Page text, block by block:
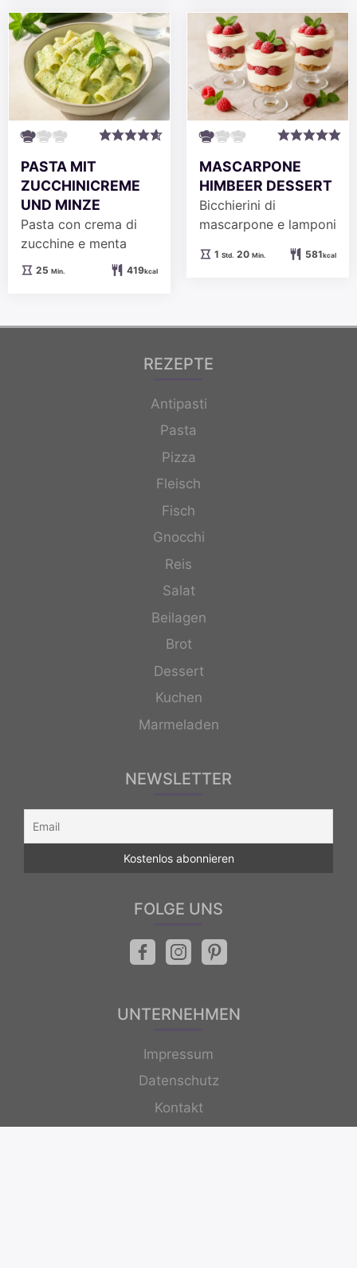
PASTA MIT
ZUCCHINICREME
UND MINZE
Pasta con crema di
zucchine e menta
25Minuten
Min. 419kcal
MASCARPONE
HIMBEER DESSERT
Bicchierini di
mascarpone e lamponi
1Stunde
Std. 20Minuten
Min. 581kcal
REZEPTE
Antipasti
Pasta
Pizza
Fleisch
Fisch
Gnocchi
Reis
Salat
Beilagen
Brot
Dessert
Kuchen
Marmeladen
NEWSLETTER
FOLGE UNS
UNTERNEHMEN
Impressum
Datenschutz
Kontakt